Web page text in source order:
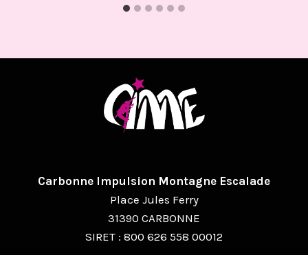
Carbonne Impulsion Montagne Escalade
Place Jules Ferry
31390 CARBONNE
SIRET : 800 626 558 00012